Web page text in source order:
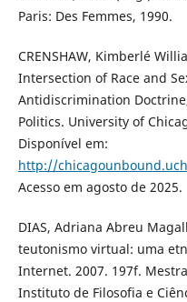
Paris: Des Femmes, 1990.
CRENSHAW, Kimberlé
Intersection of Race and
Antidiscrimination
Politics. University of
Disponível em:
http://
Acesso em agosto de 2025.
DIAS, Adriana Abreu
teutonismo virtual: uma
Internet. 2007. 197f.
Instituto de Filosofia e